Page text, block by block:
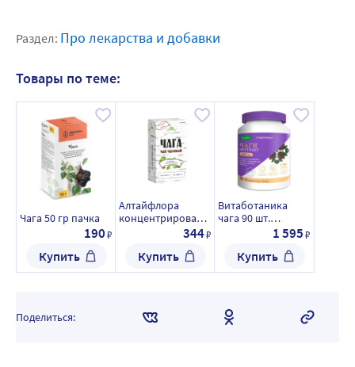
Раздел: Про лекарства и добавки
Товары по теме:
Чага 50 гр пачка
190₽
Купить
Алтайфлора
концентрированн
ый чаговый чай
флакон
344₽
Купить
Витаботаника
чага 90 шт.
капсулы массой
1 595₽
Купить
Поделиться: